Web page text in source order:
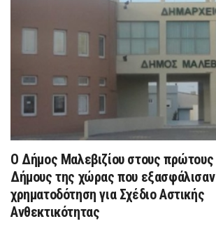
Ο Δήμος Μαλεβιζίου στους πρώτους
Δήμους της χώρας που εξασφάλισαν
χρηματοδότηση για Σχέδιο Αστικής
Ανθεκτικότητας